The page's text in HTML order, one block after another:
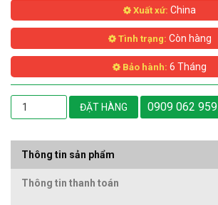
Xuất xứ: China
Tình trạng: Còn hàng
Bảo hành: 6 Tháng
ĐẶT HÀNG 0909 062 959
Thông tin sản phẩm
Thông tin thanh toán